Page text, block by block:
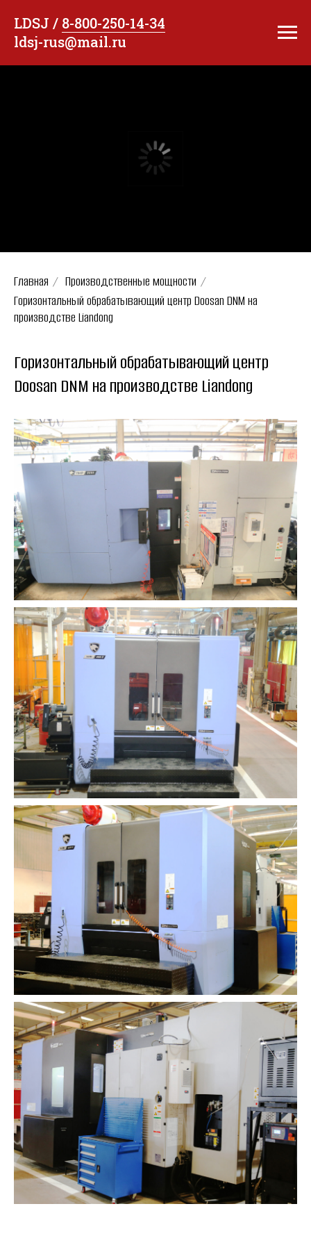
LDSJ / 8-800-250-14-34
ldsj-rus@mail.ru
Главная / Производственные мощности /
Горизонтальный обрабатывающий центр Doosan DNM на
производстве Liandong
Горизонтальный обрабатывающий центр
Doosan DNM на производстве Liandong